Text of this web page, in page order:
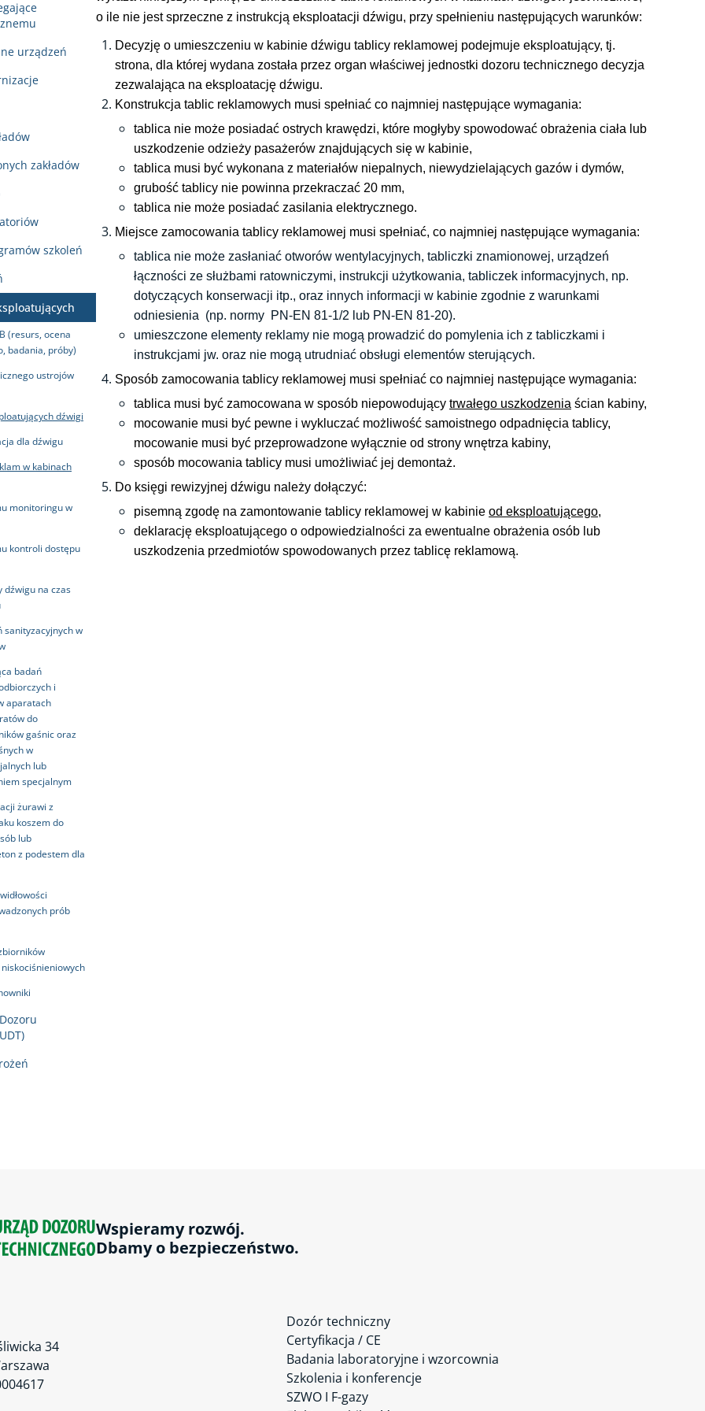
urządzeń
zakładów
szkoleń
(resurs, ocena
badania, próby)
ustrojów
dźwigi
dla dźwigu
w kabinach
monitoringu w
kontroli dostępu
dźwigu na czas
sanityzacyjnych w
badań
i
aparatach
do
gaśnic oraz
w
lub
specjalnym
żurawi z
koszem do
lub
z podestem dla
prób
o ile nie jest sprzeczne z instrukcją eksploatacji dźwigu, przy spełnieniu następujących warunków:
Decyzję o umieszczeniu w kabinie dźwigu tablicy reklamowej podejmuje eksploatujący, tj.
strona, dla której wydana została przez organ właściwej jednostki dozoru technicznego decyzja
zezwalająca na eksploatację dźwigu.
Konstrukcja tablic reklamowych musi spełniać co najmniej następujące wymagania:
tablica nie może posiadać ostrych krawędzi, które mogłyby spowodować obrażenia ciała lub
uszkodzenie odzieży pasażerów znajdujących się w kabinie,
tablica musi być wykonana z materiałów niepalnych, niewydzielających gazów i dymów,
grubość tablicy nie powinna przekraczać 20 mm,
tablica nie może posiadać zasilania elektrycznego.
Miejsce zamocowania tablicy reklamowej musi spełniać, co najmniej następujące wymagania:
tablica nie może zasłaniać otworów wentylacyjnych, tabliczki znamionowej, urządzeń
łączności ze służbami ratowniczymi, instrukcji użytkowania, tabliczek informacyjnych, np.
dotyczących konserwacji itp., oraz innych informacji w kabinie zgodnie z warunkami
odniesienia (np. normy PN-EN 81-1/2 lub PN-EN 81-20).
umieszczone elementy reklamy nie mogą prowadzić do pomylenia ich z tabliczkami i
instrukcjami jw. oraz nie mogą utrudniać obsługi elementów sterujących.
Sposób zamocowania tablicy reklamowej musi spełniać co najmniej następujące wymagania:
tablica musi być zamocowana w sposób niepowodujący trwałego uszkodzenia ścian kabiny,
mocowanie musi być pewne i wykluczać możliwość samoistnego odpadnięcia tablicy,
mocowanie musi być przeprowadzone wyłącznie od strony wnętrza kabiny,
sposób mocowania tablicy musi umożliwiać jej demontaż.
Do księgi rewizyjnej dźwigu należy dołączyć:
pisemną zgodę na zamontowanie tablicy reklamowej w kabinie od eksploatującego,
deklarację eksploatującego o odpowiedzialności za ewentualne obrażenia osób lub
uszkodzenia przedmiotów spowodowanych przez tablicę reklamową.
Wspieramy rozwój.
Dbamy o bezpieczeństwo.
34
Dozór techniczny
Certyfikacja / CE
Badania laboratoryjne i wzorcownia
Szkolenia i konferencje
SZWO I F-gazy